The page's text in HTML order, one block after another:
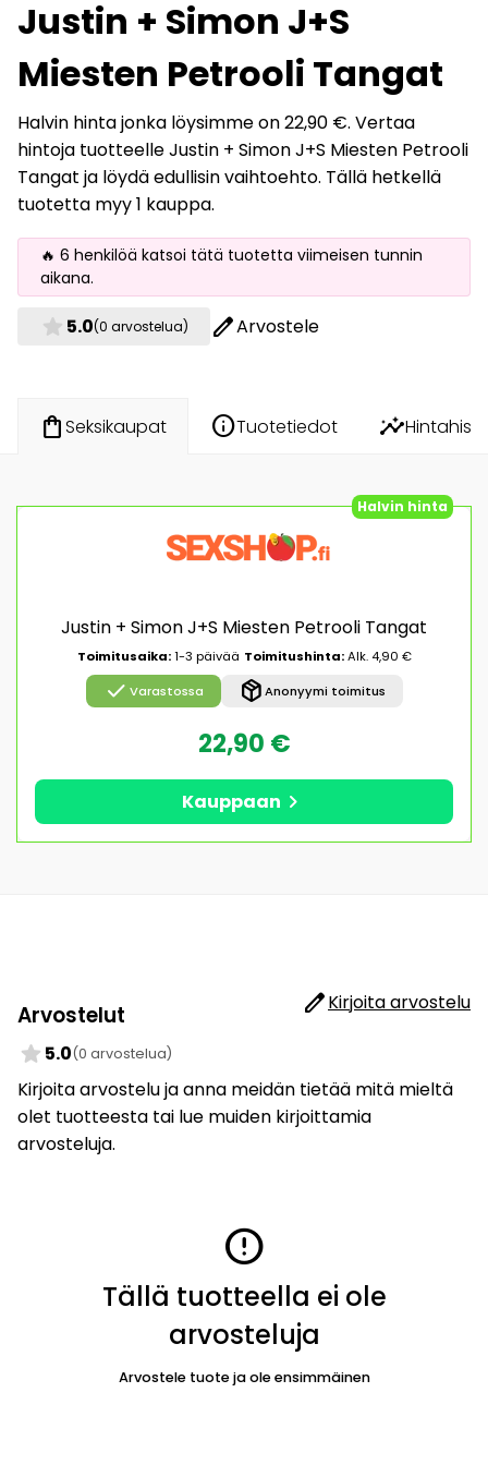
Justin + Simon J+S
Miesten Petrooli Tangat
Halvin hinta jonka löysimme on 22,90 €. Vertaa
hintoja tuotteelle Justin + Simon J+S Miesten Petrooli
Tangat ja löydä edullisin vaihtoehto. Tällä hetkellä
tuotetta myy 1 kauppa.
🔥 6 henkilöä katsoi tätä tuotetta viimeisen tunnin
aikana.
star 5.0(0 arvostelua) editArvostele
shopping_bagSeksikaupat infoTuotetiedot insights
Halvin hinta
Justin + Simon J+S Miesten Petrooli Tangat
Toimitusaika:1-3 päivää Toimitushinta:Alk. 4,90 €
check Varastossa package_2Anonyymi toimitus
22,90 €
Kauppaan chevron_right
Arvostelut editKirjoita arvostelu
star 5.0(0 arvostelua)
Kirjoita arvostelu ja anna meidän tietää mitä mieltä
olet tuotteesta tai lue muiden kirjoittamia
arvosteluja.
error
Tällä tuotteella ei ole
arvosteluja
Arvostele tuote ja ole ensimmäinen